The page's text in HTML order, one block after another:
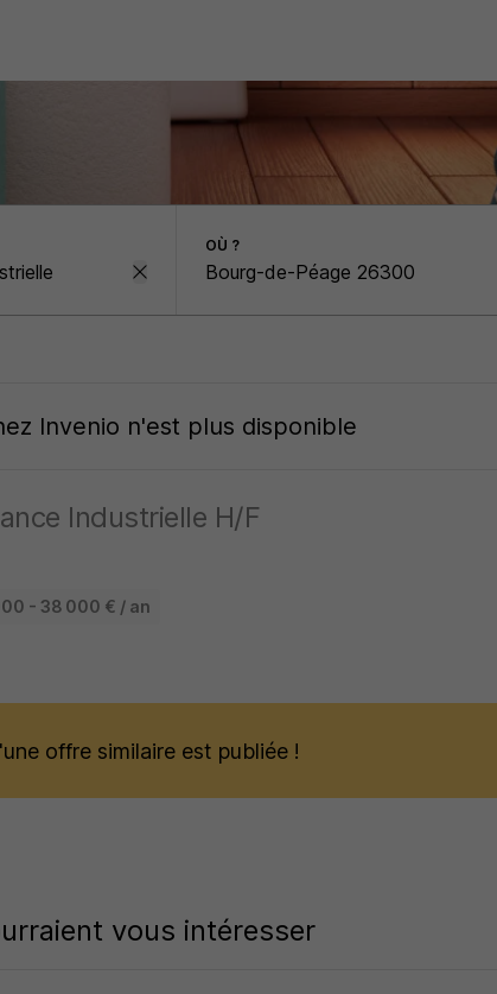
OÙ ?
Invenio n'est plus disponible
Industrielle H/F
- 38 000 € / an
offre similaire est publiée !
vous intéresser